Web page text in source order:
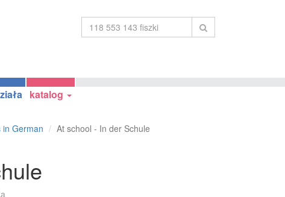
katalog
in German At school - In der Schule